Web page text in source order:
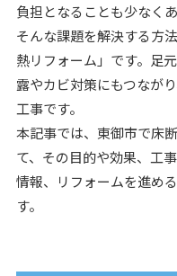
負担となることも少なくあ
そんな課題を解決する方
熱リフォーム」です。足
露やカビ対策にもつなが
工事です。
本記事では、東御市で床
て、その目的や効果、工
情報、リフォームを進め
す。